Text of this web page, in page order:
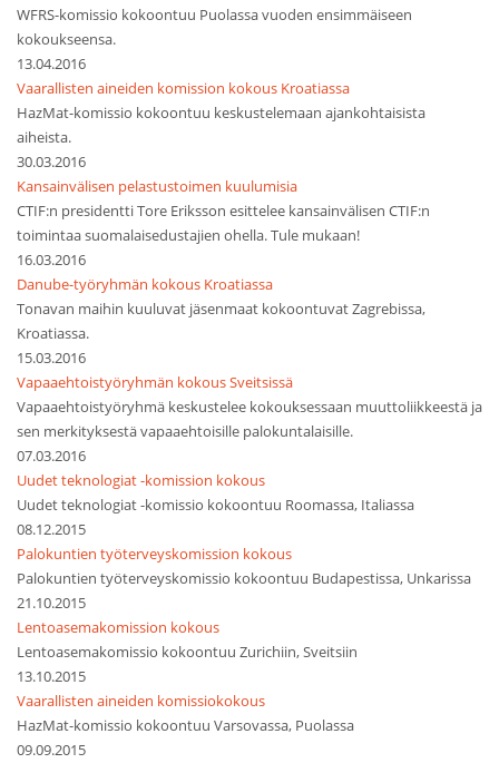
WFRS-komissio kokoontuu Puolassa vuoden ensimmäiseen
kokoukseensa.
13.04.2016
Vaarallisten aineiden komission kokous Kroatiassa
HazMat-komissio kokoontuu keskustelemaan ajankohtaisista
aiheista.
30.03.2016
Kansainvälisen pelastustoimen kuulumisia
CTIF:n presidentti Tore Eriksson esittelee kansainvälisen CTIF:n
toimintaa suomalaisedustajien ohella. Tule mukaan!
16.03.2016
Danube-työryhmän kokous Kroatiassa
Tonavan maihin kuuluvat jäsenmaat kokoontuvat Zagrebissa,
Kroatiassa.
15.03.2016
Vapaaehtoistyöryhmän kokous Sveitsissä
Vapaaehtoistyöryhmä keskustelee kokouksessaan muuttoliikkeestä ja
sen merkityksestä vapaaehtoisille palokuntalaisille.
07.03.2016
Uudet teknologiat -komission kokous
Uudet teknologiat -komissio kokoontuu Roomassa, Italiassa
08.12.2015
Palokuntien työterveyskomission kokous
Palokuntien työterveyskomissio kokoontuu Budapestissa, Unkarissa
21.10.2015
Lentoasemakomission kokous
Lentoasemakomissio kokoontuu Zurichiin, Sveitsiin
13.10.2015
Vaarallisten aineiden komissiokokous
HazMat-komissio kokoontuu Varsovassa, Puolassa
09.09.2015